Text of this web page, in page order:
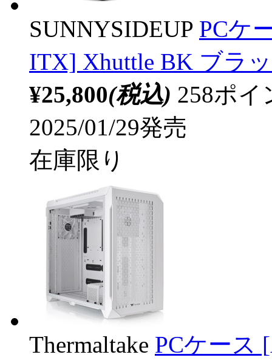
SUNNYSIDEUP PCケ
ITX] Xhuttle BK ブラ
¥25,800(税込) 258ポ
2025/01/29発売
在庫限り
Thermaltake PCケース